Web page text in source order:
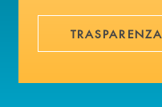
TRASPARENZA